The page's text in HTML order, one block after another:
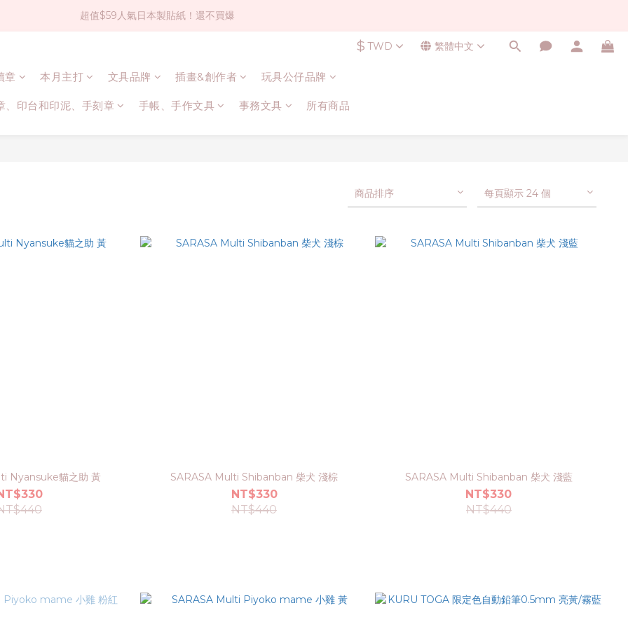
社群大人氣！各種有趣的打洞器
超值$59人氣日本製貼紙！還不買爆
社群大人氣！各種有趣的打洞器
$ TWD 繁體中文
章 本月主打 文具品牌 插畫&創作者 玩具公仔品牌
、印台和印泥、手刻章 手帳、手作文具 事務文具 所有商品
商品排序 每頁顯示 24 個
Nyansuke貓之助 黃 SARASA Multi Shibanban 柴犬 淺棕
NT$330
NT$440
SARASA Multi Shibanban 柴犬 淺藍
NT$330
NT$440